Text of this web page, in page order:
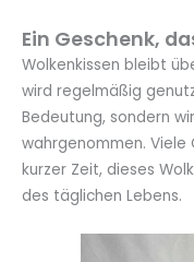
Ein Geschenk,
Wolkenkissen bleibt
wird regelmäßig
Bedeutung, sondern
wahrgenommen. Viele
kurzer Zeit, dieses
des täglichen Lebens.